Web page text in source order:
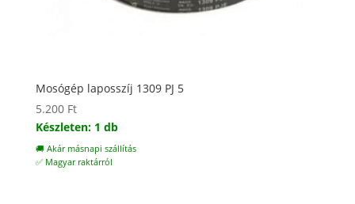
Mosógép laposszíj 1309 PJ 5
5.200 Ft
Készleten: 1 db
🚚 Akár másnapi szállítás
✅ Magyar raktárról